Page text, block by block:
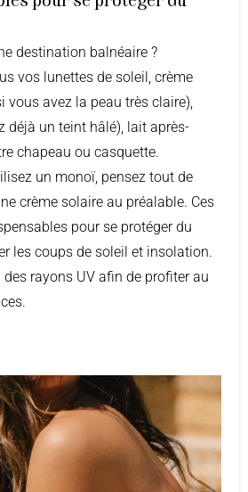
vos lunettes de soleil, crème
vous avez la peau très claire),
déjà un teint hâlé), lait après-
chapeau ou casquette.
un monoï, pensez tout de
crème solaire au préalable. Ces
pour se protéger du
les coups de soleil et insolation.
des rayons UV afin de profiter au